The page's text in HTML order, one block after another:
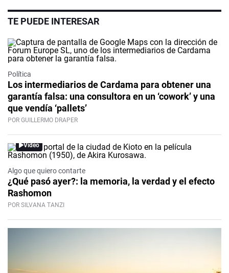
TE PUEDE INTERESAR
Política
Los intermediarios de Cardama para obtener una
garantía falsa: una consultora en un ‘cowork’ y una
que vendía ‘pallets’
POR GUILLERMO DRAPER
Video
Algo que quiero contarte
¿Qué pasó ayer?: la memoria, la verdad y el efecto
Rashomon
POR SILVANA TANZI